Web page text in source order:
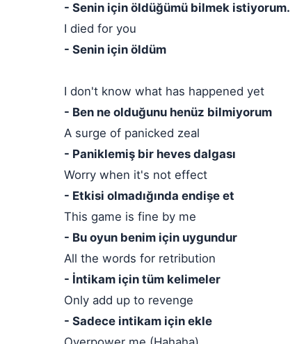
- Senin için öldüğümü bilmek istiyorum.
I died for you
- Senin için öldüm
I don't know what has happened yet
- Ben ne olduğunu henüz bilmiyorum
A surge of panicked zeal
- Paniklemiş bir heves dalgası
Worry when it's not effect
- Etkisi olmadığında endişe et
This game is fine by me
- Bu oyun benim için uygundur
All the words for retribution
- İntikam için tüm kelimeler
Only add up to revenge
- Sadece intikam için ekle